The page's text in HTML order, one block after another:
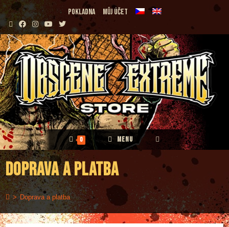
Přejít
obsahu
Pokladna Můj účet
0 MENU
Doprava a platba
> Doprava a platba